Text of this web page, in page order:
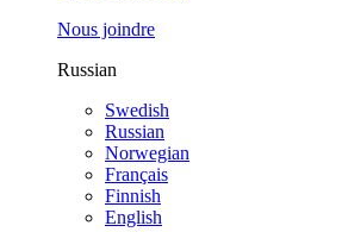
Nous joindre
Russian
Swedish
Russian
Norwegian
Français
Finnish
English